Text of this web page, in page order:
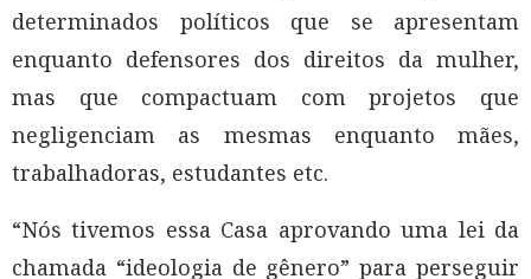
determinados políticos que se apresentam
enquanto defensores dos direitos da mulher,
mas que compactuam com projetos que
negligenciam as mesmas enquanto mães,
trabalhadoras, estudantes etc.
“Nós tivemos essa Casa aprovando uma lei da
chamada “ideologia de gênero” para perseguir